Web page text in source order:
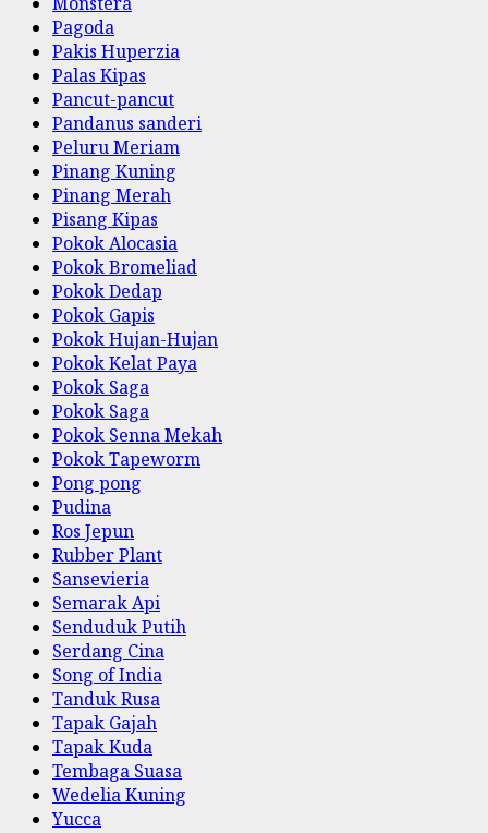
Pagoda
Pakis Huperzia
Palas Kipas
Pancut-pancut
Pandanus sanderi
Peluru Meriam
Pinang Kuning
Pinang Merah
Pisang Kipas
Pokok Alocasia
Pokok Bromeliad
Pokok Dedap
Pokok Gapis
Pokok Hujan-Hujan
Pokok Kelat Paya
Pokok Saga
Pokok Saga
Pokok Senna Mekah
Pokok Tapeworm
Pong pong
Pudina
Ros Jepun
Rubber Plant
Sansevieria
Semarak Api
Senduduk Putih
Serdang Cina
Song of India
Tanduk Rusa
Tapak Gajah
Tapak Kuda
Tembaga Suasa
Wedelia Kuning
Yucca